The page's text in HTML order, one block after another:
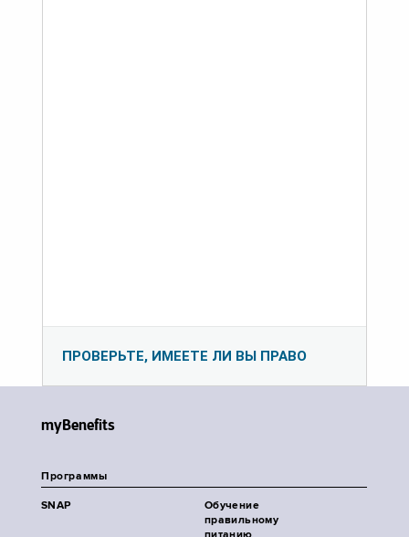
ПРОВЕРЬТЕ, ИМЕЕТЕ ЛИ ВЫ ПРАВО
myBenefits
Программы
SNAP
Обучение
правильному